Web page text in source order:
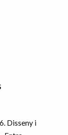
Disseny i